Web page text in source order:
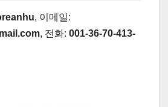
, 이메일:
, 전화: 001-36-70-413-